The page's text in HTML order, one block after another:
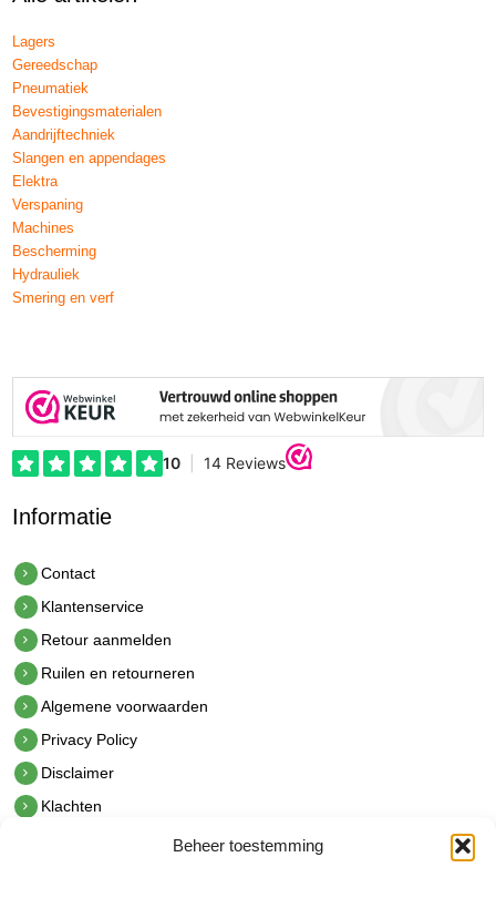
Beheer toestemming
Lagers
Gereedschap
Pneumatiek
Bevestigingsmaterialen
Aandrijftechniek
Slangen en appendages
Elektra
Verspaning
Machines
Bescherming
Hydrauliek
Smering en verf
Informatie
Contact
Klantenservice
Retour aanmelden
Ruilen en retourneren
Algemene voorwaarden
Privacy Policy
Disclaimer
Klachten